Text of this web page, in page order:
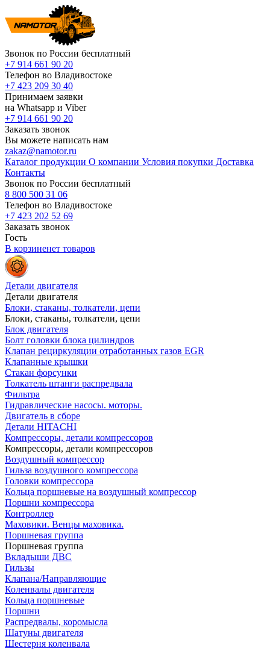
Звонок по России бесплатный
+7 914 661 90 20
Телефон во Владивостоке
+7 423 209 30 40
Принимаем заявки
на Whatsapp и Viber
+7 914 661 90 20
Заказать звонок
Вы можете написать нам
zakaz@namotor.ru
Каталог продукции О компании Условия покупки Доставка
Контакты
Звонок по России бесплатный
8 800 500 31 06
Телефон во Владивостоке
+7 423 202 52 69
Заказать звонок
Гость
В корзиненет товаров
Детали двигателя
Детали двигателя
Блоки, стаканы, толкатели, цепи
Блоки, стаканы, толкатели, цепи
Блок двигателя
Болт головки блока цилиндров
Клапан рециркуляции отработанных газов EGR
Клапанные крышки
Стакан форсунки
Толкатель штанги распредвала
Фильтра
Гидравлические насосы. моторы.
Двигатель в сборе
Детали HITACHI
Компрессоры, детали компрессоров
Компрессоры, детали компрессоров
Воздушный компрессор
Гильза воздушного компрессора
Головки компрессора
Кольца поршневые на воздушный компрессор
Поршни компрессора
Контроллер
Маховики. Венцы маховика.
Поршневая группа
Поршневая группа
Вкладыши ДВС
Гильзы
Клапана/Направляющие
Коленвалы двигателя
Кольца поршневые
Поршни
Распредвалы, коромысла
Шатуны двигателя
Шестерня коленвала